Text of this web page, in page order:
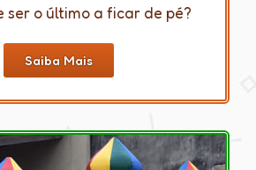
ser o último a ficar de pé?
Saiba Mais